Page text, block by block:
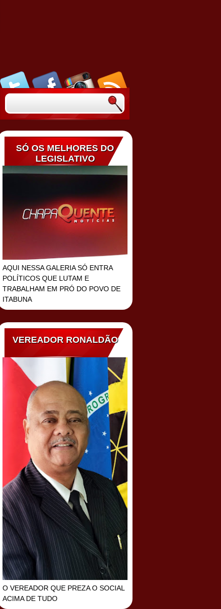
SÓ OS MELHORES DO
LEGISLATIVO
AQUI NESSA GALERIA SÓ ENTRA
POLÍTICOS QUE LUTAM E
TRABALHAM EM PRÓ DO POVO DE
ITABUNA
VEREADOR RONALDÃO
O VEREADOR QUE PREZA O SOCIAL
ACIMA DE TUDO